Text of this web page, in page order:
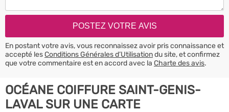
En postant votre avis, vous reconnaissez avoir pris connaissance et
accepté lesConditions Générales d’Utilisationdu site, et confirmez
que votre commentaire est en accord avec la Charte des avis.
OCÉANE COIFFURE SAINT-GENIS-
LAVAL SUR UNE CARTE